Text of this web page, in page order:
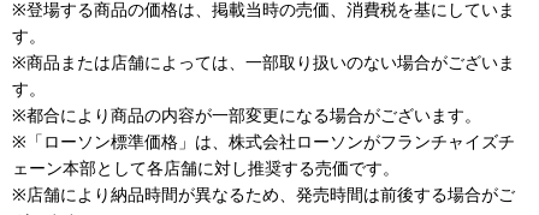
※登場する商品の価格は、掲載当時の売価、消費税を基にしていま
す。
※商品または店舗によっては、一部取り扱いのない場合がございま
す。
※都合により商品の内容が一部変更になる場合がございます。
※「ローソン標準価格」は、株式会社ローソンがフランチャイズチ
ェーン本部として各店舗に対し推奨する売価です。
※店舗により納品時間が異なるため、発売時間は前後する場合がご